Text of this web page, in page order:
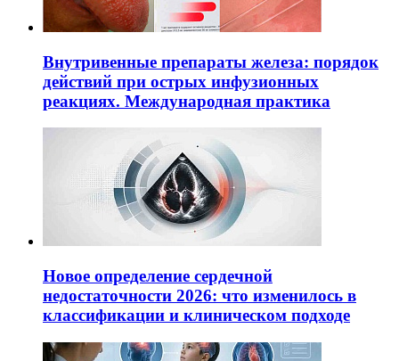
Внутривенные препараты железа: порядок
действий при острых инфузионных
реакциях. Международная практика
Новое определение сердечной
недостаточности 2026: что изменилось в
классификации и клиническом подходе